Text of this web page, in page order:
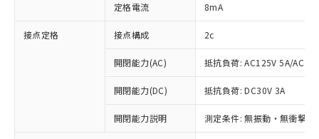
定格電流 8mA
接点定格 接点構成 2c
開閉能力(AC) 抵抗負荷: AC125V 5A/
開閉能力(DC) 抵抗負荷: DC30V 3A
開閉能力説明 測定条件: 無振動・無衝撃